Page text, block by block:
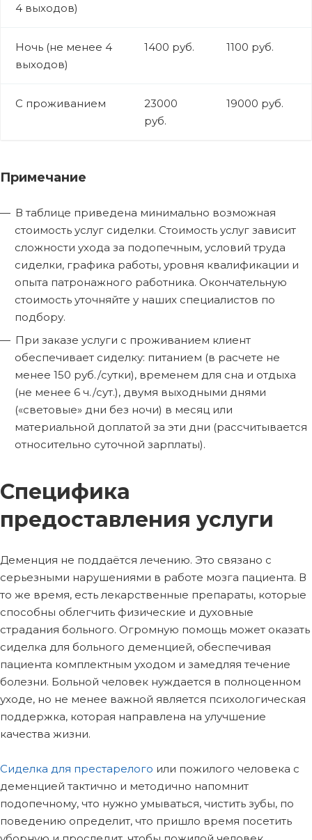
4 выходов)
Ночь (не менее 4
выходов)
1400 руб. 1100 руб.
С проживанием
23000
руб.
19000 руб.
Примечание
В таблице приведена минимально возможная
стоимость услуг сиделки. Стоимость услуг зависит
сложности ухода за подопечным, условий труда
сиделки, графика работы, уровня квалификации и
опыта патронажного работника. Окончательную
стоимость уточняйте у наших специалистов по
подбору.
При заказе услуги с проживанием клиент
обеспечивает сиделку: питанием (в расчете не
менее 150 руб./сутки), временем для сна и отдыха
(не менее 6 ч./сут.), двумя выходными днями
(«световые» дни без ночи) в месяц или
материальной доплатой за эти дни (рассчитывается
относительно суточной зарплаты).
Специфика
предоставления услуги
Деменция не поддаётся лечению. Это связано с
серьезными нарушениями в работе мозга пациента. В
то же время, есть лекарственные препараты, которые
способны облегчить физические и духовные
страдания больного. Огромную помощь может оказать
сиделка для больного деменцией, обеспечивая
пациента комплектным уходом и замедляя течение
болезни. Больной человек нуждается в полноценном
уходе, но не менее важной является психологическая
поддержка, которая направлена на улучшение
качества жизни.
Сиделка для престарелого или пожилого человека с
деменцией тактично и методично напомнит
подопечному, что нужно умываться, чистить зубы, по
поведению определит, что пришло время посетить